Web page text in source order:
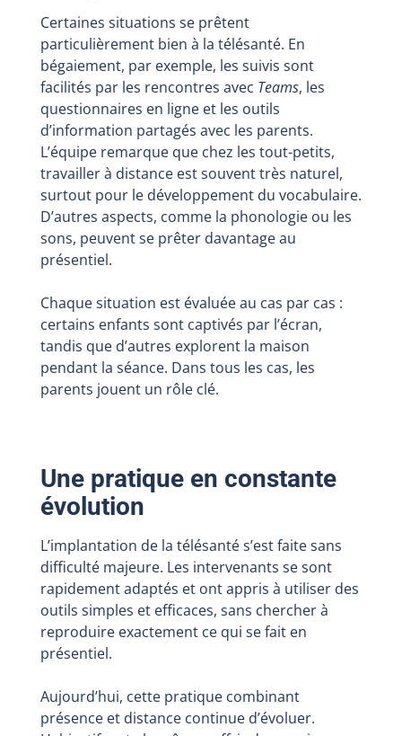
Certaines situations se prêtent
particulièrement bien à la télésanté. En
bégaiement, par exemple, les suivis sont
facilités par les rencontres avec Teams, les
questionnaires en ligne et les outils
d’information partagés avec les parents.
L’équipe remarque que chez les tout-petits,
travailler à distance est souvent très naturel,
surtout pour le développement du vocabulaire.
D’autres aspects, comme la phonologie ou les
sons, peuvent se prêter davantage au
présentiel.
Chaque situation est évaluée au cas par cas :
certains enfants sont captivés par l’écran,
tandis que d’autres explorent la maison
pendant la séance. Dans tous les cas, les
parents jouent un rôle clé.
Une pratique en constante
évolution
L’implantation de la télésanté s’est faite sans
difficulté majeure. Les intervenants se sont
rapidement adaptés et ont appris à utiliser des
outils simples et efficaces, sans chercher à
reproduire exactement ce qui se fait en
présentiel.
Aujourd’hui, cette pratique combinant
présence et distance continue d’évoluer.